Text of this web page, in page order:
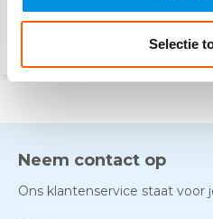
Selectie
Neem contact op
Ons klantenservice staat voor